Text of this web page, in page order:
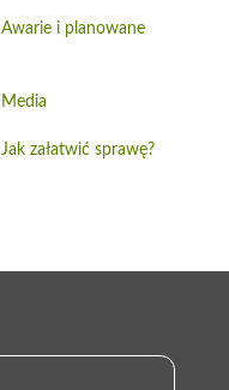
Awarie i planowane
Media
Jak załatwić sprawę?